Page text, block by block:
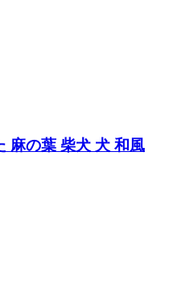
麻の葉 柴犬 犬 和風